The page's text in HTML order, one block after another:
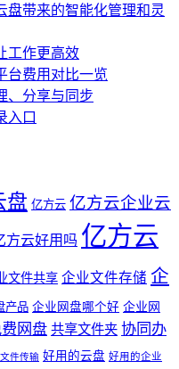
盘带来的智能化管理和灵
工作更高效
台费用对比一览
、分享与同步
入口
盘 亿方云 亿方云企业云
方云好用吗 亿方云
文件共享 企业文件存储 企
产品 企业网盘哪个好 企业网
网盘 共享文件夹 协同办
件传输 好用的云盘 好用的企业